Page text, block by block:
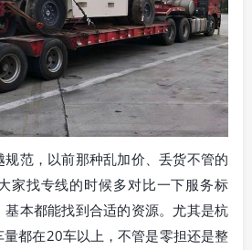
范，以前那种乱加价、丢货不管的
家找专线的时候多对比一下服务标
本都能找到合适的资源。尤其是杭
都在20车以上，不管是零担还是整